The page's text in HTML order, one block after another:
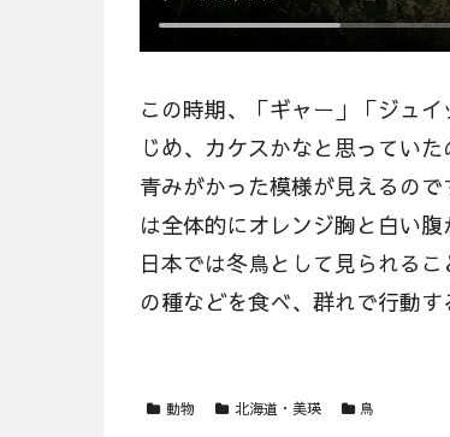
この時期、「ギャー」「ジュ
じめ、カケスかなと思ってい
青みがかった模様が見えるの
は全体的にオレンジ胸と白い腹
日本では冬鳥として見られる
の種などを食べ、群れで行動す
動物 北海道・美瑛 鳥